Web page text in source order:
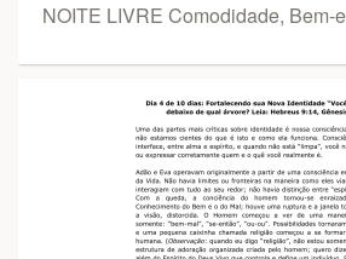
NOITE LIVRE Comodidade, Bem-